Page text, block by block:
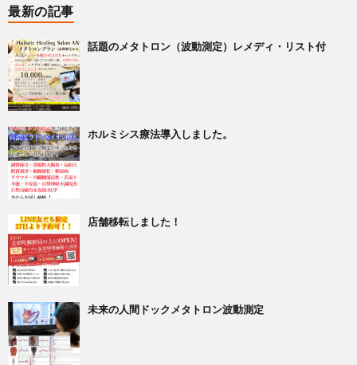
最新の記事
話題のメタトロン（波動測定）レメディ・リスト付
ホルミシス療法導入しました。
店舗移転しました！
未来の人間ドックメタトロン波動測定